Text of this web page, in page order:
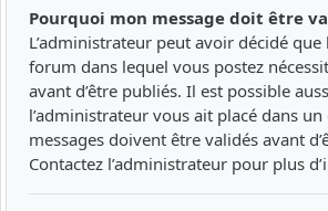
Pourquoi mon message doit être
L’administrateur peut avoir décidé que
forum dans lequel vous postez
avant d’être publiés. Il est possible
l’administrateur vous ait placé dans
messages doivent être validés avant
Contactez l’administrateur pour plus